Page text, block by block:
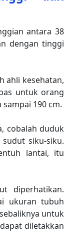
antara 38
dengan tinggi
ahli kesehatan,
untuk orang
190 cm.
cobalah duduk
siku-siku.
lantai, itu
diperhatikan.
ukuran tubuh
untuk
diletakkan